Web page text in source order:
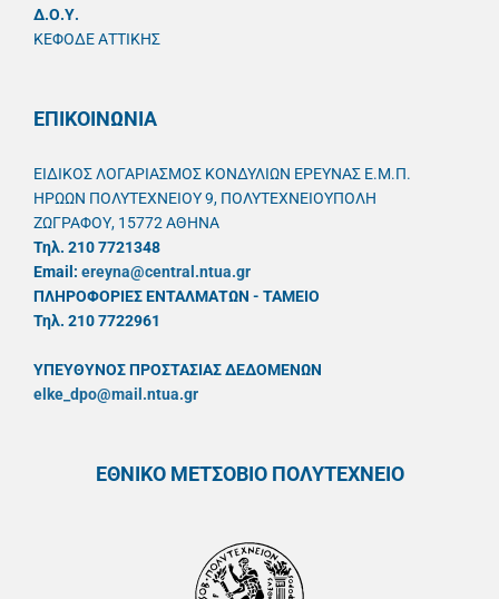
Δ.Ο.Υ.
ΚΕΦΟΔΕ ΑΤΤΙΚΗΣ
ΕΠΙΚΟΙΝΩΝΙΑ
ΕΙΔΙΚΟΣ ΛΟΓΑΡΙΑΣΜΟΣ ΚΟΝΔΥΛΙΩΝ ΕΡΕΥΝΑΣ Ε.Μ.Π.
ΗΡΩΩΝ ΠΟΛΥΤΕΧΝΕΙΟΥ 9, ΠΟΛΥΤΕΧΝΕΙΟΥΠΟΛΗ
ΖΩΓΡΑΦΟΥ, 15772 ΑΘΗΝΑ
Τηλ. 210 7721348
Email: ereyna@central.ntua.gr
ΠΛΗΡΟΦΟΡΙΕΣ ΕΝΤΑΛΜΑΤΩΝ - ΤΑΜΕΙΟ
Τηλ. 210 7722961
ΥΠΕΥΘYΝΟΣ ΠΡΟΣΤΑΣΙΑΣ ΔΕΔΟΜΕΝΩΝ
elke_dpo@mail.ntua.gr
ΕΘΝΙΚΟ ΜΕΤΣΟΒΙΟ ΠΟΛΥΤΕΧΝΕΙΟ